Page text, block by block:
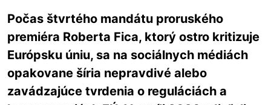
Počas štvrtého mandátu proruského
premiéra Roberta Fica, ktorý ostro kritizuje
Európsku úniu, sa na sociálnych médiách
opakovane šíria nepravdivé alebo
zavádzajúce tvrdenia o reguláciách a